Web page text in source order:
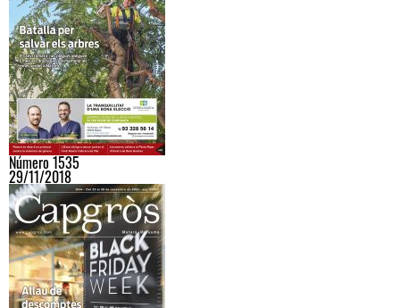
Número 1535
29/11/2018